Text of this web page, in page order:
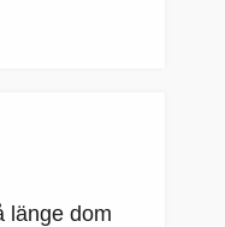
länge dom